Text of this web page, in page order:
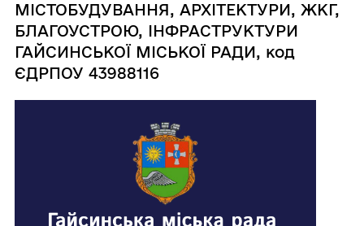
МІСТОБУДУВАННЯ, АРХІТЕКТУРИ, ЖКГ,
БЛАГОУСТРОЮ, ІНФРАСТРУКТУРИ
ГАЙСИНСЬКОЇ МІСЬКОЇ РАДИ, код
ЄДРПОУ 43988116